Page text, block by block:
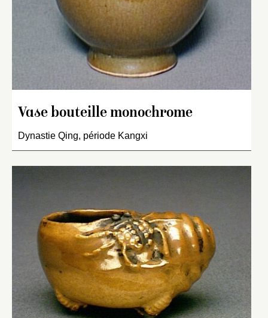
Vase bouteille monochrome
Dynastie Qing, période Kangxi